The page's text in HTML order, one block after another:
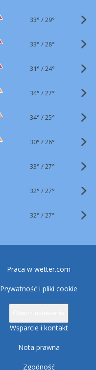
33° /29°
33° /28°
31° /24°
34° /27°
34° /25°
30° /26°
33° /27°
32° /27°
32° /27°
Praca w wetter.com
Prywatność i pliki cookie
Wsparcie i kontakt
Nota prawna
Zgodność